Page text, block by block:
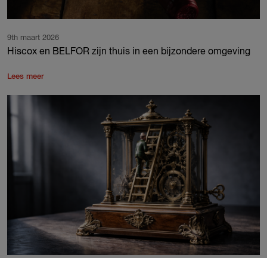
9th maart 2026
Hiscox en BELFOR zijn thuis in een bijzondere omgeving
Lees meer